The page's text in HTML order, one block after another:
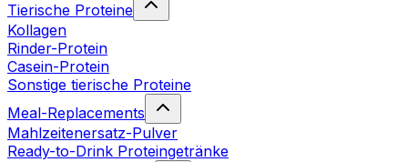
Tierische Proteine
Kollagen
Rinder-Protein
Casein-Protein
Sonstige tierische Proteine
Meal-Replacements
Mahlzeitenersatz-Pulver
Ready-to-Drink Proteingetränke